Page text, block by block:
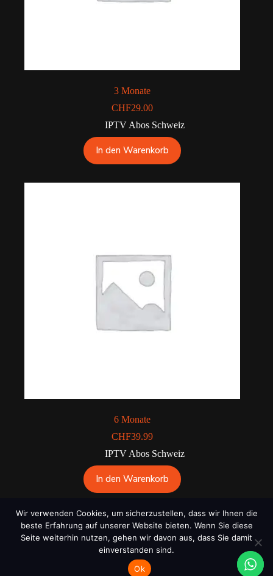
3 Monate
CHF29.00
IPTV Abos Schweiz
In den Warenkorb
6 Monate
CHF39.99
IPTV Abos Schweiz
In den Warenkorb
Nutzungsbedingungen
Datenschutzrichtlinie
Rückerstattungsrichtlinie
Wir verwenden Cookies, um sicherzustellen, dass wir Ihnen die
beste Erfahrung auf unserer Website bieten. Wenn Sie diese
Seite weiterhin nutzen, gehen wir davon aus, dass Sie damit
einverstanden sind.
Ok